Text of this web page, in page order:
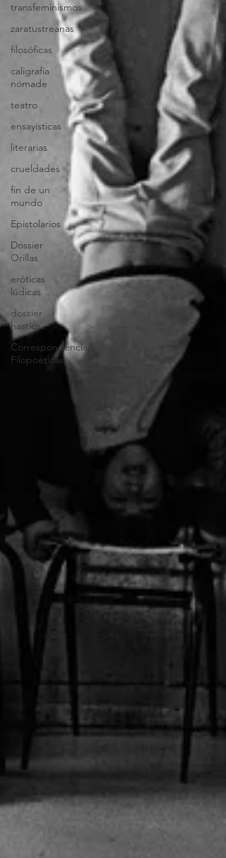
transfeminismos
zaratustreanas
filosóficas
caligrafía
nómade
teatro
ensayísticas
literarias
crueldades
fin de un
mundo
Epistolarios
Dossier
Orillas
eróticas
lúdicas
dossier
hastíos
Correspondencias
Filopoéticas